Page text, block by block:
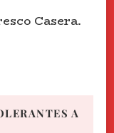
Casera.
A